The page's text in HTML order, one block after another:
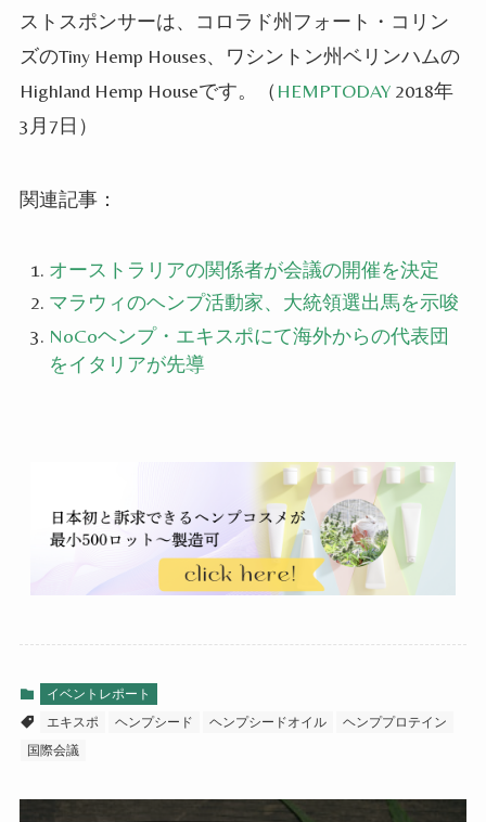
ストスポンサーは、コロラド州フォート・コリン
ズのTiny Hemp Houses、ワシントン州ベリンハムの
Highland Hemp Houseです。
（ HEMPTODAY2018年
3月7日）
関連記事：
オーストラリアの関係者が会議の開催を決定
マラウィのヘンプ活動家、大統領選出馬を示唆
NoCoヘンプ・エキスポにて海外からの代表団
をイタリアが先導
イベントレポート
エキスポ
ヘンプシード ヘンプシードオイル
ヘンププロテイン
国際会議